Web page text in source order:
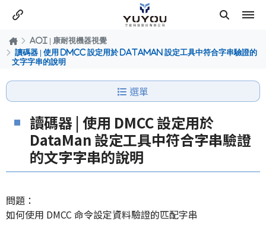
AOI | 康耐視機器視覺
讀碼器 | 使用 DMCC 設定用於 DataMan 設定工具中符合字串驗證的
文字字串的說明
選單
讀碼器 | 使用 DMCC 設定用於
DataMan 設定工具中符合字串驗證
的文字字串的說明
問題：
如何使用 DMCC 命令設定資料驗證的匹配字串